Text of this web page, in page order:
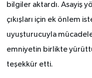
bilgiler aktardı. Asayiş
çıkışları için ek önlem
uyuşturucuyla
emniyetin birlikte
teşekkür etti.